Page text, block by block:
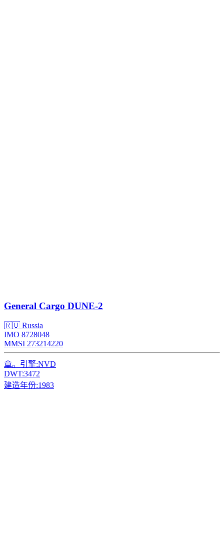
General Cargo DUNE-2
🇷🇺 Russia
IMO 8728048
MMSI 273214220
章。引擎:NVD
DWT:3472
建造年份:1983